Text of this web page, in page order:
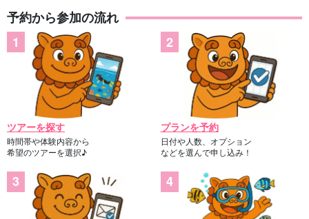
予約から参加の流れ
ツアーを探す
時間帯や体験内容から
希望のツアーを選択♪
プランを予約
日付や人数、オプション
などを選んで申し込み！